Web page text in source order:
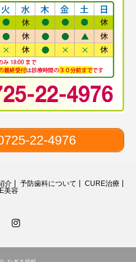
22-4976
介 予防歯科について
CURE治療
美容